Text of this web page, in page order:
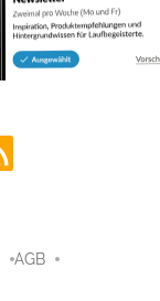
AGB